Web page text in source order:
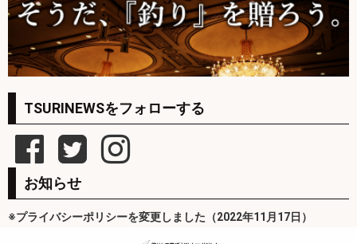
TSURINEWSをフォローする
お知らせ
※プライバシーポリシーを変更しました（2022年11月17日）